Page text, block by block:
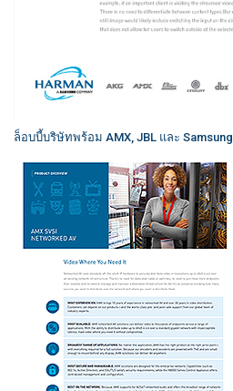
ล็อบบี้บริษัทพร้อม AMX, JBL และ Samsung